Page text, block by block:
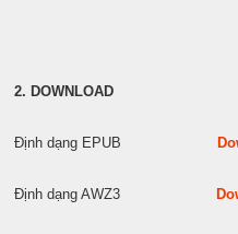
2. DOWNLOAD
Định dạng EPUB
Định dạng AWZ3